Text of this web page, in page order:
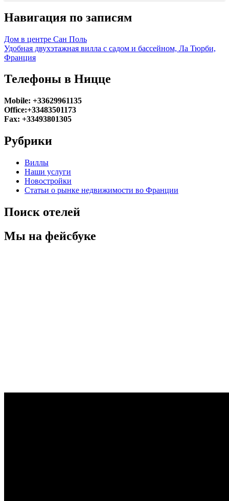
Навигация по записям
Дом в центре Сан Поль
Удобная двухэтажная вилла с садом и бассейном, Ла Тюрби,
Франция
Телефоны в Ницце
Mobile: +33629961135
Office:+33483501173
Fax: +33493801305
Рубрики
Виллы
Наши услуги
Новостройки
Статьи о рынке недвижимости во Франции
Поиск отелей
Мы на фейсбуке